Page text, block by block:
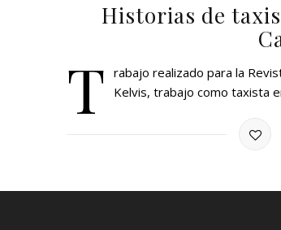
Historias de
T rabajo realizado para la
Kelvis, trabajo como taxista